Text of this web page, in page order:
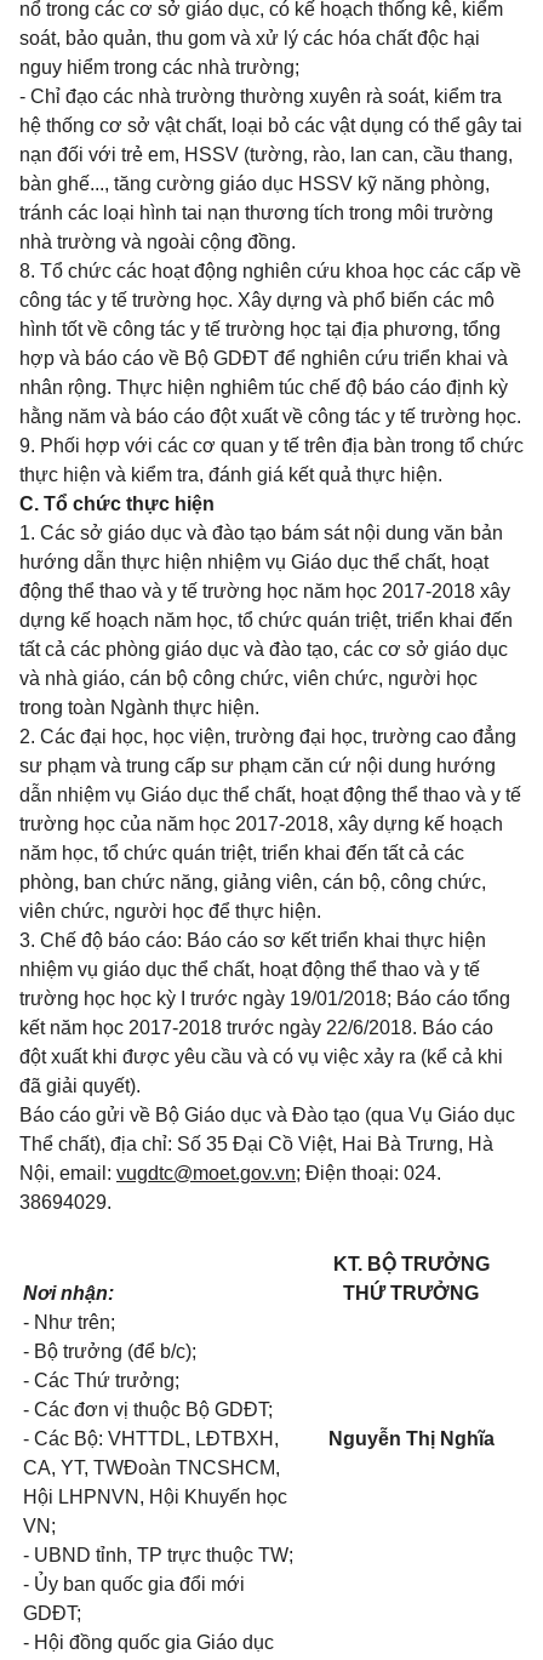
nổ trong các cơ sở giáo dục, có kế hoạch thống kê, kiểm
soát, bảo quản, thu gom và xử lý các hóa chất độc hại
nguy hiểm trong các nhà trường;
- Chỉ đạo các nhà trường thường xuyên rà soát, kiểm tra
hệ thống cơ sở vật chất, loại bỏ các vật dụng có thể gây tai
nạn đối với trẻ em, HSSV (tường, rào, lan can, cầu thang,
bàn ghế..., tăng cường giáo dục HSSV kỹ năng phòng,
tránh các loại hình tai nạn thương tích trong môi trường
nhà trường và ngoài cộng đồng.
8. Tổ chức các hoạt động nghiên cứu khoa học các cấp về
công tác y tế trường học. Xây dựng và phổ biến các mô
hình tốt về công tác y tế trường học tại địa phương, tổng
hợp và báo cáo về Bộ GDĐT để nghiên cứu triển khai và
nhân rộng. Thực hiện nghiêm túc chế độ báo cáo định kỳ
hằng năm và báo cáo đột xuất về công tác y tế trường học.
9. Phối hợp với các cơ quan y tế trên địa bàn trong tổ chức
thực hiện và kiểm tra, đánh giá kết quả thực hiện.
C. Tổ chức thực hiện
1. Các sở giáo dục và đào tạo bám sát nội dung văn bản
hướng dẫn thực hiện nhiệm vụ Giáo dục thể chất, hoạt
động thể thao và y tế trường học năm học 2017-2018 xây
dựng kế hoạch năm học, tổ chức quán triệt, triển khai đến
tất cả các phòng giáo dục và đào tạo, các cơ sở giáo dục
và nhà giáo, cán bộ công chức, viên chức, người học
trong toàn Ngành thực hiện.
2. Các đại học, học viện, trường đại học, trường cao đẳng
sư phạm và trung cấp sư phạm căn cứ nội dung hướng
dẫn nhiệm vụ Giáo dục thể chất, hoạt động thể thao và y tế
trường học của năm học 2017-2018, xây dựng kế hoạch
năm học, tổ chức quán triệt, triển khai đến tất cả các
phòng, ban chức năng, giảng viên, cán bộ, công chức,
viên chức, người học để thực hiện.
3. Chế độ báo cáo: Báo cáo sơ kết triển khai thực hiện
nhiệm vụ giáo dục thể chất, hoạt động thể thao và y tế
trường học học kỳ I trước ngày 19/01/2018; Báo cáo tổng
kết năm học 2017-2018 trước ngày 22/6/2018. Báo cáo
đột xuất khi được yêu cầu và có vụ việc xảy ra (kể cả khi
đã giải quyết).
Báo cáo gửi về Bộ Giáo dục và Đào tạo (qua Vụ Giáo dục
Thể chất), địa chỉ: Số 35 Đại Cồ Việt, Hai Bà Trưng, Hà
Nội, email: vugdtc@moet.gov.vn; Điện thoại: 024.
38694029.
Nơi nhận:
- Như trên;
- Bộ trưởng (để b/c);
- Các Thứ trưởng;
- Các đơn vị thuộc Bộ GDĐT;
- Các Bộ: VHTTDL, LĐTBXH,
CA, YT, TWĐoàn TNCSHCM,
Hội LHPNVN, Hội Khuyến học
VN;
- UBND tỉnh, TP trực thuộc TW;
- Ủy ban quốc gia đổi mới
GDĐT;
- Hội đồng quốc gia Giáo dục
KT. BỘ TRƯỞNG
THỨ TRƯỞNG
Nguyễn Thị Nghĩa